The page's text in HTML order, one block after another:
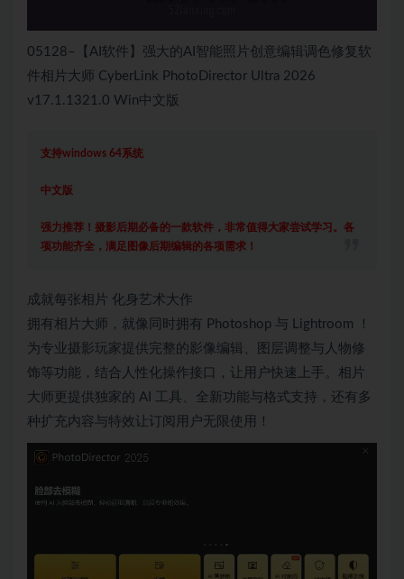
05128–【AI软件】强大的AI智能照片创意编辑调色修复软
件相片大师 CyberLink PhotoDirector Ultra 2026
v17.1.1321.0 Win中文版
支持windows 64系统
中文版
强力推荐！摄影后期必备的一款软件，非常值得大家尝试学习。各
项功能齐全，满足图像后期编辑的各项需求！
成就每张相片 化身艺术大作
拥有相片大师，就像同时拥有 Photoshop 与 Lightroom ！
为专业摄影玩家提供完整的影像编辑、图层调整与人物修
饰等功能，结合人性化操作接口，让用户快速上手。相片
大师更提供独家的 AI 工具、全新功能与格式支持，还有多
种扩充内容与特效让订阅用户无限使用！